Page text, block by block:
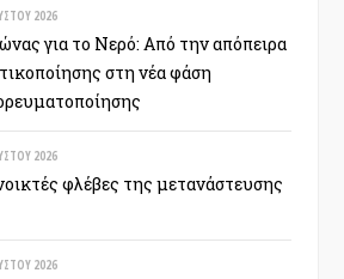
2026
για το Νερό: Από την απόπειρα
στη νέα φάση
2026
φλέβες της μετανάστευσης
2026